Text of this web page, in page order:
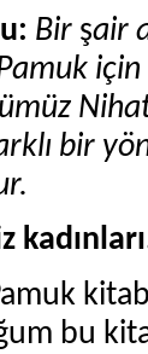
Bir şair
için
bir
bu